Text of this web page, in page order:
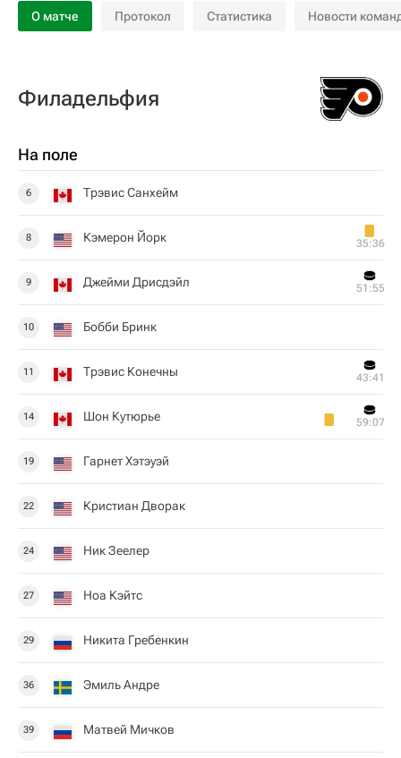
О матче Протокол Статистика Новости
Филадельфия
На поле
6 Трэвис Санхейм
8 Кэмерон Йорк 35:36
9 Джейми Дрисдэйл 51:55
10 Бобби Бринк
11 Трэвис Конечны 43:41
14 Шон Кутюрье 59:07
19 Гарнет Хэтэуэй
22 Кристиан Дворак
24 Ник Зеелер
27 Ноа Кэйтс
29 Никита Гребенкин
36 Эмиль Андре
39 Матвей Мичков